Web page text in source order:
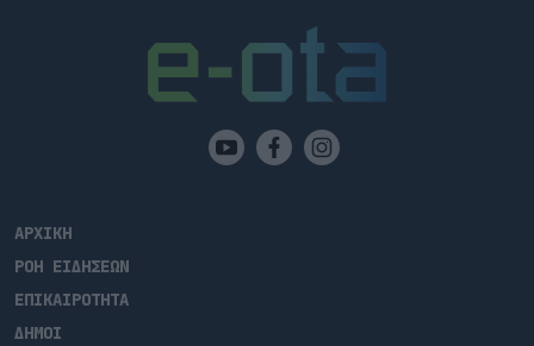
ΑΡΧΙΚΗ
ΡΟΗ ΕΙΔΗΣΕΩΝ
ΕΠΙΚΑΙΡΟΤΗΤΑ
ΔΗΜΟΙ